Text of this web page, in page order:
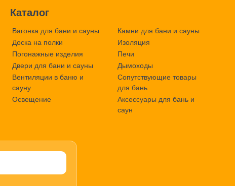
Каталог
Вагонка для бани и сауны
Доска на полки
Погонажные изделия
Двери для бани и сауны
Вентиляции в баню и
сауну
Освещение
Камни для бани и сауны
Изоляция
Печи
Дымоходы
Сопутствующие товары
для бань
Аксессуары для бань и
саун